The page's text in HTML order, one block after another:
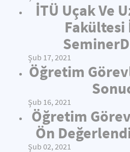
İTÜ Uçak Ve
Şub 17, 2021
Öğretim
Şub 16, 2021
Öğretim
Ön
Şub 02, 2021